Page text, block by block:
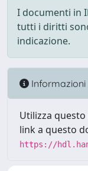
I documenti in
tutti i diritti
indicazione.
Informazioni
Utilizza
link a questo
https://